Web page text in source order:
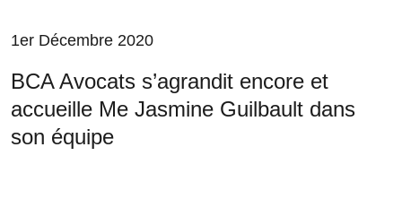
1er Décembre 2020
BCA Avocats s’agrandit encore et
accueille Me Jasmine Guilbault dans
son équipe